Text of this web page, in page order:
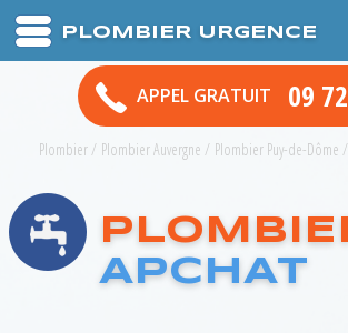
PLOMBIER URGENCE
APPEL GRATUIT 09
Plombier/ Plombier Auvergne / Plombier Puy-de-Dôme /
APCHAT